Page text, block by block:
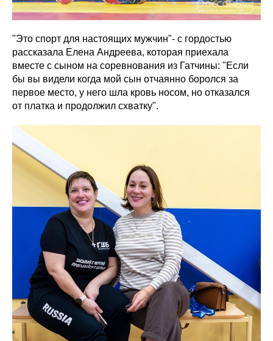
"Это спорт для настоящих мужчин"- с гордостью
рассказала Елена Андреева, которая приехала
вместе с сыном на соревнования из Гатчины: "Если
бы вы видели когда мой сын отчаянно боролся за
первое место, у него шла кровь носом, но отказался
от платка и продолжил схватку".